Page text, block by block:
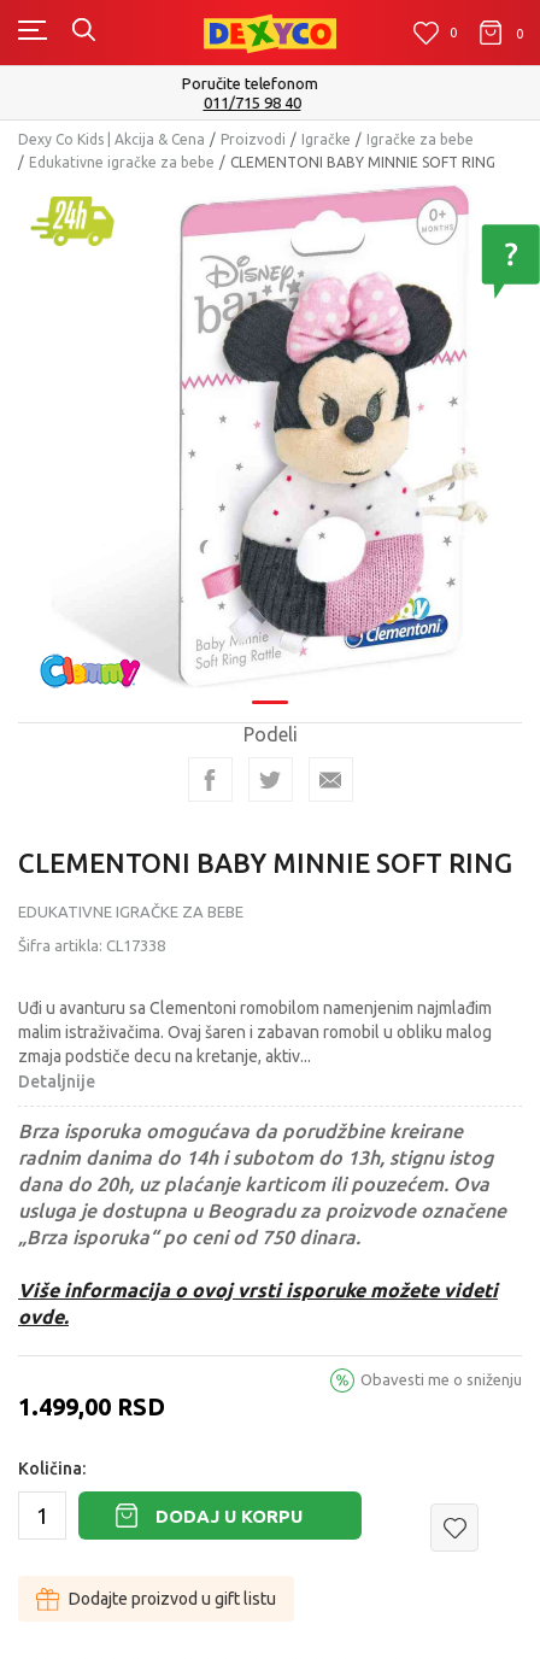
0 0 0
Isporuku možete očekivati u roku od 2 do 4 radna dana!
Pogledaj više
Dexy Co Kids | Akcija & Cena Proizvodi Igračke
Igračke za bebe
Edukativne igračke za bebe
CLEMENTONI BABY MINNIE SOFT RING
Podeli
CLEMENTONI BABY MINNIE SOFT RING
EDUKATIVNE IGRAČKE ZA BEBE
Šifra artikla: CL17338
Uđi u avanturu sa Clementoni romobilom namenjenim najmlađim
malim istraživačima. Ovaj šaren i zabavan romobil u obliku malog
zmaja podstiče decu na kretanje, aktiv...
Detaljnije
Brza isporuka omogućava da porudžbine kreirane
radnim danima do 14h i subotom do 13h, stignu istog
dana do 20h, uz plaćanje karticom ili pouzećem. Ova
usluga je dostupna u Beogradu za proizvode označene
„Brza isporuka“ po ceni od 750 dinara.
Više informacija o ovoj vrsti isporuke možete videti
ovde.
1.499,00 RSD
Obavesti me o sniženju
Količina:
DODAJ U KORPU
Dodajte proizvod u gift listu